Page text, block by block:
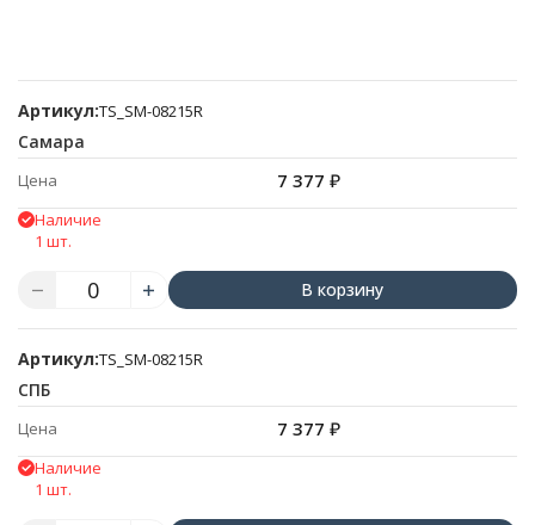
Артикул:TS_SM-08215R
Самара
Цена 7 377 ₽
Наличие
1 шт.
В корзину
Артикул:TS_SM-08215R
СПБ
Цена 7 377 ₽
Наличие
1 шт.